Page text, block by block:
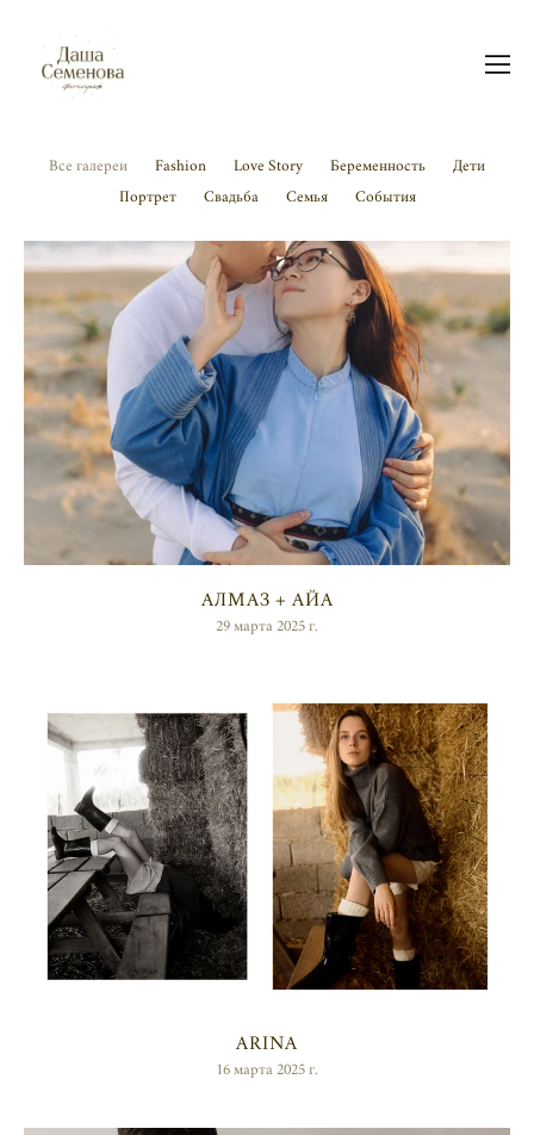
Все галереи Fashion Love Story Беременность
Дети
Портрет
Свадьба Семья События
АЛМАЗ + АЙА
29 марта 2025 г.
ARINA
16 марта 2025 г.